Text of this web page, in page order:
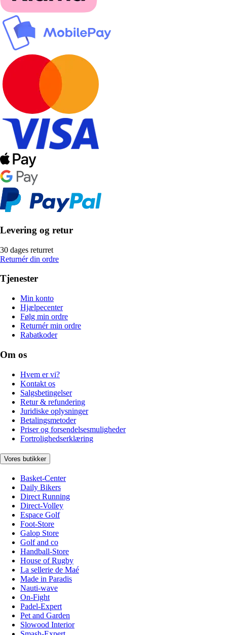
Levering og retur
30 dages returret
Returnér din ordre
Tjenester
Min konto
Hjælpecenter
Følg min ordre
Returnér min ordre
Rabatkoder
Om os
Hvem er vi?
Kontakt os
Salgsbetingelser
Retur & refundering
Juridiske oplysninger
Betalingsmetoder
Priser og forsendelsesmuligheder
Fortrolighedserklæring
Vores butikker
Basket-Center
Daily Bikers
Direct Running
Direct-Volley
Espace Golf
Foot-Store
Galop Store
Golf and co
Handball-Store
House of Rugby
La sellerie de Maé
Made in Paradis
Nauti-wave
On-Fight
Padel-Expert
Pet and Garden
Slowood Interior